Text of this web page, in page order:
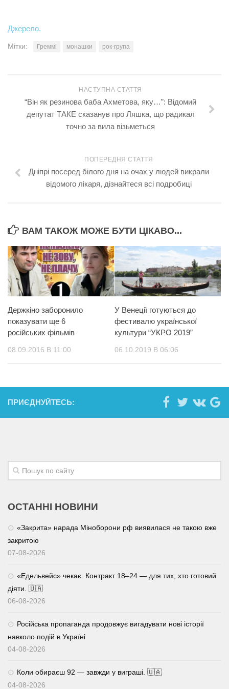
Курйози
Суспільство
#Війна
Джерело.
Мітки: Греммі монашки рок-група
НАСТУПНА СТАТТЯ
“Він як резинова баба Ахметова, яку…”: Відомий
депутат ТАКЕ сказанув про Ляшка, що радикал
точно за вила візьметься
ПОПЕРЕДНЯ СТАТТЯ
Дніпрі посеред білого дня на очах у людей викрали
відомого лікаря, дізнайтеся всі подробиці
ВАМ ТАКОЖ МОЖЕ БУТИ ЦІКАВО...
Держкіно заборонило
показувати ще 6
російських фільмів
08.09.2016 В 11:00
У Венеції готуються до
фестивалю української
культури “УКРО 2019”
06.10.2019 В 06:06
ПРИЄДНУЙТЕСЬ:
ОСТАННІ НОВИНИ
«Закрита» нарада Міноборони рф виявилася не такою вже
закритою
07-08-2026
«Едельвейс» чекає. Контракт 18–24 — для тих, хто готовий
діяти. 🇺🇦
06-08-2026
Російська пропаганда продовжує вигадувати нові історії
навколо подій в Україні
04-08-2026
Коли обираєш 92 — завжди у виграші. 🇺🇦
04-08-2026